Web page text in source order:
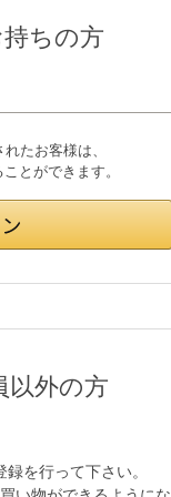
ちの方
たお客様は、
とができます。
以外の方
を行って下さい。